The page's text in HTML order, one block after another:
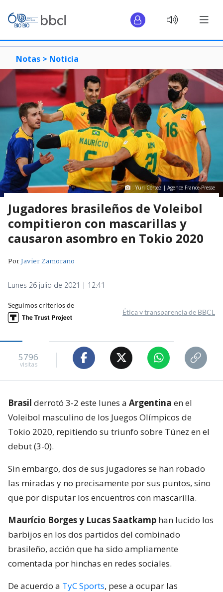
Notas > Noticia
Yuri Cortez | Agence France-Presse
Jugadores brasileños de Voleibol
compitieron con mascarillas y
causaron asombro en Tokio 2020
PorJavier Zamorano
Lunes 26 julio de 2021 | 12:41
Seguimos criterios de
Ética y transparencia de BBCL
5796
visitas
Brasil derrotó 3-2 este lunes a Argentina en el
Voleibol masculino de los Juegos Olímpicos de
Tokio 2020, repitiendo su triunfo sobre Túnez en el
debut (3-0).
Sin embargo, dos de sus jugadores se han robado
las miradas y no precisamente por sus puntos, sino
que por disputar los encuentros con mascarilla.
Maurício Borges y Lucas Saatkamp han lucido los
barbijos en los dos partidos del combinado
brasileño, acción que ha sido ampliamente
comentada por hinchas en redes sociales.
De acuerdo a TyC Sports, pese a ocupar las